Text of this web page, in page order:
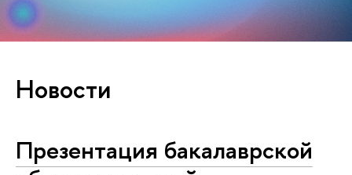
Новости
Презентация бакалаврской